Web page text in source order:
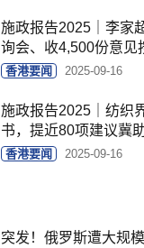
施政报告2025｜李家
询会、收4,500份意见
香港要闻 2025-09-16
施政报告2025｜纺织
书，提近80项建议冀
香港要闻 2025-09-16
突发！俄罗斯遭大规